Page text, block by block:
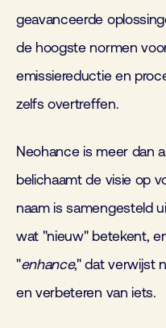
geavanceerde
de hoogste normen
emissiereductie en
zelfs overtreffen.
Neohance is meer dan
belichaamt de visie op
naam is samengesteld
wat "nieuw" betekent,
"enhance," dat verwijst
en verbeteren van iets.